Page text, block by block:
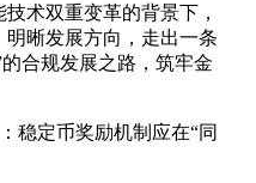
术双重变革的背景下，
晰发展方向，走出一条
合规发展之路，筑牢金
稳定币奖励机制应在“同